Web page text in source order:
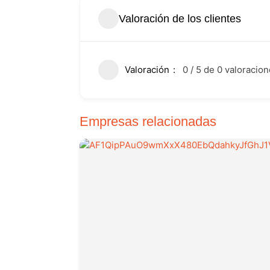
Valoración de los clientes
Valoración 0 / 5 de 0
Empresas relacionadas